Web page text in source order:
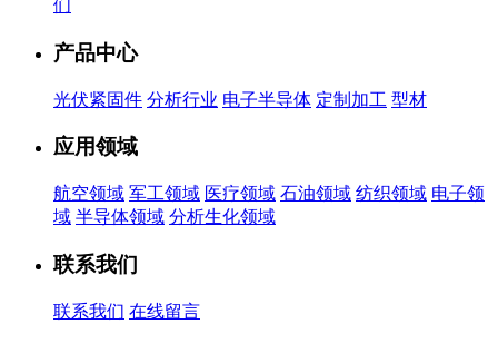
们
产品中心
光伏紧固件 分析行业 电子半导体 定制加工 型材
应用领域
航空领域 军工领域 医疗领域 石油领域 纺织领域 电子领
域 半导体领域 分析生化领域
联系我们
联系我们 在线留言